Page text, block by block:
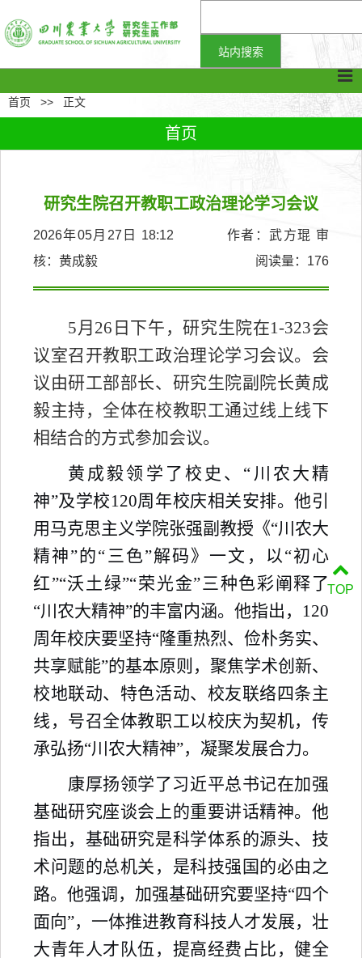
首页 >> 正文
首页
研究生院召开教职工政治理论学习会议
2026年05月27日 18:12 作者：武方琨 审
核：黄成毅
阅读量： 176
5月 26 日下午，研究生院在1-323会
议室召开教职工政治理论学习会议。会
议由研工部部长、研究生院副院长黄成
毅主持，全体在校教职工通过线上线下
相结合的方式参加会议。
黄成毅领学了校史、 “ 川农大精
神”及学校120周年校庆相关安排。他引
用马克思主义学院张强副教授《“川农大
精神”的“三色”解码》一文，以“初心
红”“沃土绿”“荣光金”三种色彩阐释了
“川农大精神”的丰富内涵。他指出， 120
周年校庆要坚持“隆重热烈、俭朴务实、
共享赋能”的基本原则，聚焦学术创新、
校地联动、特色活动、校友联络四条主
线，号召全体教职工以校庆为契机，传
承弘扬“川农大精神”，凝聚发展合力。
康厚扬领学了习近平总书记在加强
基础研究座谈会上的重要讲话精神。他
指出，基础研究是科学体系的源头、技
术问题的总机关，是科技强国的必由之
路。他强调，加强基础研究要坚持“四个
面向”，一体推进教育科技人才发展，壮
大青年人才队伍，提高经费占比，健全
TOP